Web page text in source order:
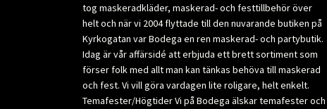
tog maskeradkläder, maskerad- och festtillbehör över
helt och när vi 2004 flyttade till den nuvarande butiken på
Kyrkogatan var Bodega en ren maskerad- och partybutik.
Idag är vår affärsidé att erbjuda ett brett sortiment som
förser folk med allt man kan tänkas behöva till maskerad
och fest. Vi vill göra vardagen lite roligare, helt enkelt.
Temafester/Högtider Vi på Bodega älskar temafester och